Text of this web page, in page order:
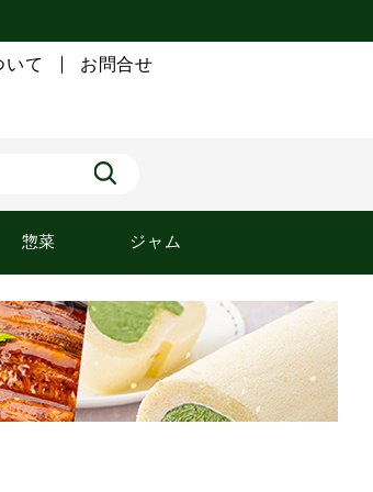
いて お問合せ
惣菜 ジャム